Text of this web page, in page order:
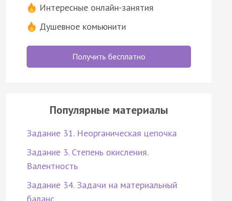
Интересные онлайн-занятия
Душевное комьюнити
Получить бесплатно
Популярные материалы
Задание 31. Неорганическая цепочка
Задание 3. Степень окисления.
Валентность
Задание 34. Задачи на материальный